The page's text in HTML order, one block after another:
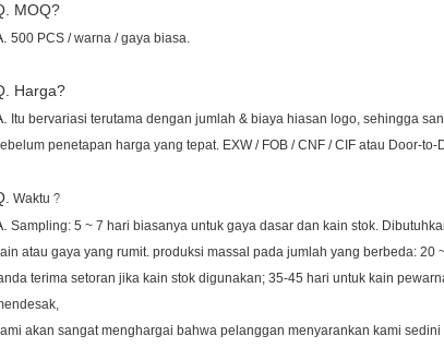
MOQ?
500 PCS / warna / gaya biasa.
Harga?
Itu bervariasi terutama dengan jumlah & biaya hiasan logo, sehingga
penetapan harga yang tepat. EXW / FOB / CNF / CIF atau Door-
Waktu ?
Sampling: 5 ~ 7 hari biasanya untuk gaya dasar dan kain stok.
atau gaya yang rumit. produksi massal pada jumlah yang berbeda: 20
terima setoran jika kain stok digunakan; 35-45 hari untuk kain
akan sangat menghargai bahwa pelanggan menyarankan kami